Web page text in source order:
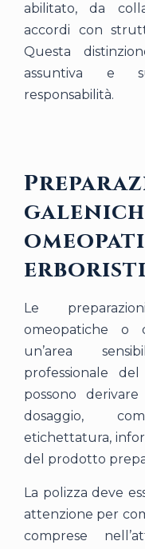
abilitato, da
accordi con
Questa
assuntiva e
responsabilità.
Le
omeopatiche o
un’area
professionale
possono
dosaggio,
etichettatura,
del prodotto
La polizza deve
attenzione per
comprese